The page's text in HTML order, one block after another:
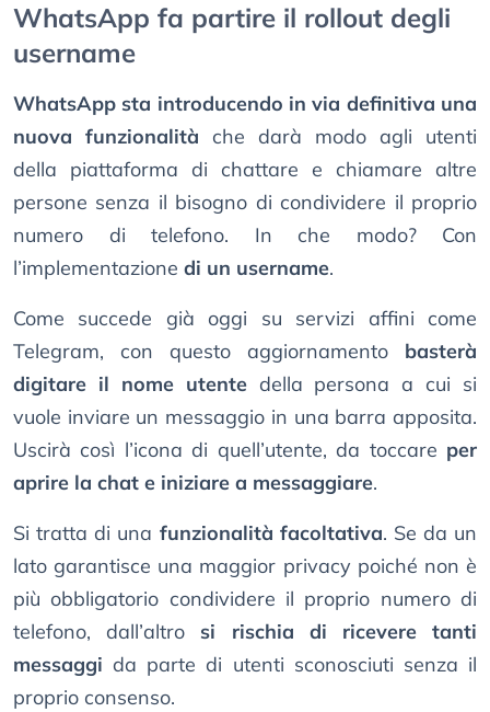
WhatsApp fa partire il rollout degli
username
WhatsApp sta introducendo in via definitiva una
nuova funzionalità che darà modo agli utenti
della piattaforma di chattare e chiamare altre
persone senza il bisogno di condividere il proprio
numero di telefono. In che modo? Con
l’implementazione di un username.
Come succede già oggi su servizi affini come
Telegram, con questo aggiornamento basterà
digitare il nome utentedella persona a cui si
vuole inviare un messaggio in una barra apposita.
Uscirà così l’icona di quell’utente, da toccare per
aprire la chat e iniziare a messaggiare.
Si tratta di una funzionalità facoltativa. Se da un
lato garantisce una maggior privacy poiché non è
più obbligatorio condividere il proprio numero di
telefono, dall’altro si rischia di ricevere tanti
messaggi da parte di utenti sconosciuti senza il
proprio consenso.